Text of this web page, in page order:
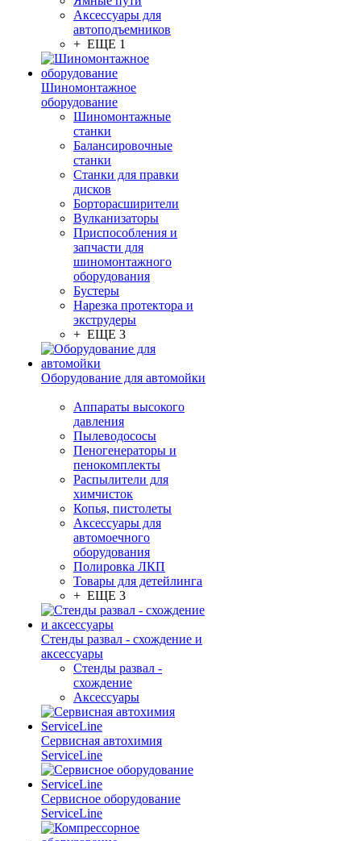
Аксессуары для
автоподъемников
+ ЕЩЕ 1
Шиномонтажное
оборудование
Шиномонтажные
станки
Балансировочные
станки
Станки для правки
дисков
Борторасширители
Вулканизаторы
Приспособления и
запчасти для
шиномонтажного
оборудования
Бустеры
Нарезка протектора и
экструдеры
+ ЕЩЕ 3
Оборудование для автомойки
Аппараты высокого
давления
Пылеводососы
Пеногенераторы и
пенокомплекты
Распылители для
химчисток
Копья, пистолеты
Аксессуары для
автомоечного
оборудования
Полировка ЛКП
Товары для детейлинга
+ ЕЩЕ 3
Стенды развал - схождение и
аксессуары
Стенды развал -
схождение
Аксессуары
Сервисная автохимия
ServiceLine
Сервисное оборудование
ServiceLine